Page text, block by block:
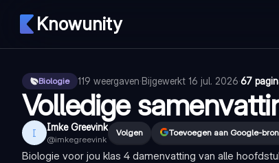
Knowunity
Biologie 119 weergaven·Bijgewerkt 16 jul. 2026·67
Volledige
I Imke Greevink
@imkegreevink
Volgen Toevoegen aan Google-
Biologie voor jou klas 4 damenvatting van alle